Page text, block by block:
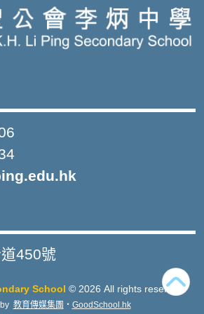
450號
School © 2026 All rights reserved
教育傳媒集團 ‧ GoodSchool.hk